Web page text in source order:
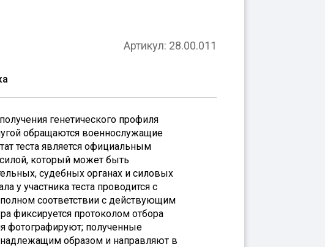
Артикул: 28.00.011
генетического профиля
обращаются военнослужащие
теста является официальным
который может быть
судебных органах и силовых
у участника теста проводится с
соответствии с действующим
фиксируется протоколом отбора
фотографируют; полученные
образом и направляют в